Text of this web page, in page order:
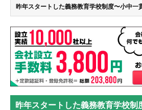
昨年スタートした義務教育学校制度〜小中一
昨年スタートした義務教育学校制